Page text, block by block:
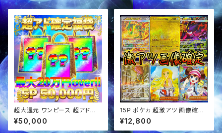
超大還元 ワンピース 超アド確
定福袋 オリパ
¥50,000
15P ポケカ 超激アツ 画像確定
オリパ
¥12,800